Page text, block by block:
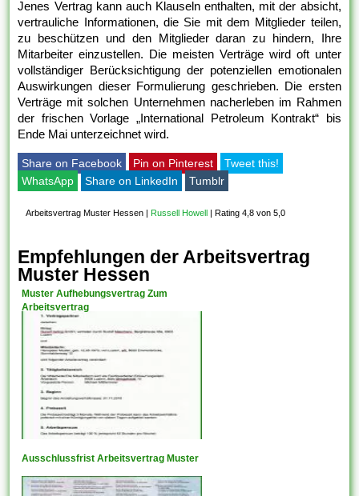
Jenes Vertrag kann auch Klauseln enthalten, mit der absicht,
vertrauliche Informationen, die Sie mit dem Mitglieder teilen,
zu beschützen und den Mitglieder daran zu hindern, Ihre
Mitarbeiter einzustellen. Die meisten Verträge wird oft unter
vollständiger Berücksichtigung der potenziellen emotionalen
Auswirkungen dieser Formulierung geschrieben. Die ersten
Verträge mit solchen Unternehmen nacherleben im Rahmen
der frischen Vorlage „International Petroleum Kontrakt“ bis
Ende Mai unterzeichnet wird.
Share on Facebook Pin on Pinterest
Tweet this!
WhatsApp
Share on LinkedIn Tumblr
Arbeitsvertrag Muster Hessen Russell Howell Rating 4,8 von 5,0
Empfehlungen der Arbeitsvertrag
Muster Hessen
Muster Aufhebungsvertrag Zum
Arbeitsvertrag
Ausschlussfrist Arbeitsvertrag Muster